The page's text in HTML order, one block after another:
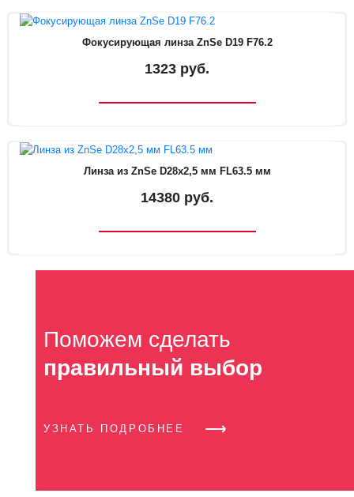
Фокусирующая линза ZnSe D19 F76.2
1323 руб.
Линза из ZnSe D28х2,5 мм FL63.5 мм
14380 руб.
Поможем сделать
правильный выбор
УЗНАТЬ ПОДРОБНЕЕ